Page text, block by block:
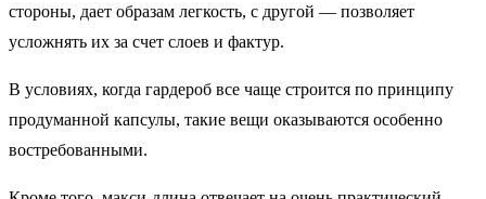
стороны, дает образам легкость, с другой — позволяет
усложнять их за счет слоев и фактур.
В условиях, когда гардероб все чаще строится по принципу
продуманной капсулы, такие вещи оказываются особенно
востребованными.